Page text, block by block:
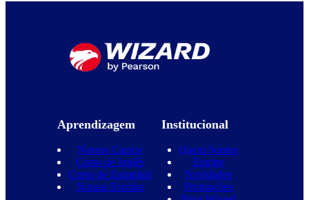
Aprendizagem
Nossos Cursos
Curso de Inglês
Curso de Espanhol
Nossas Escolas
Institucional
Quem Somos
Equipe
Novidades
Promoções